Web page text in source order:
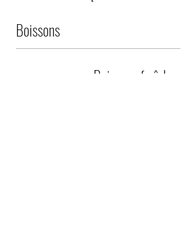
Boissons
Boissons fraîches